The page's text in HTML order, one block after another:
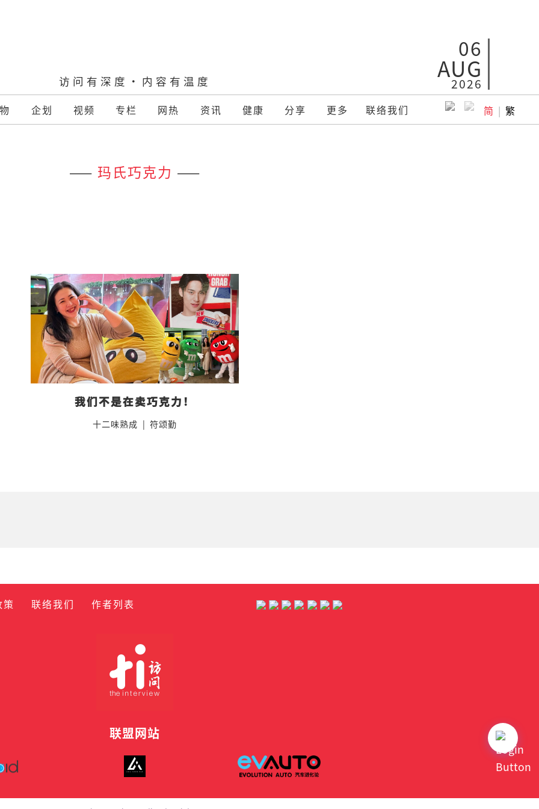
访问有深度·内容有温度
06
AUG
2026
企划 视频 专栏 网热 资讯 健康 分享 更多 联络我们 简 | 繁
—— 玛氏巧克力 ——
我们不是在卖巧克力！
十二味熟成 | 符颂勤
联络我们 作者列表
联盟网站